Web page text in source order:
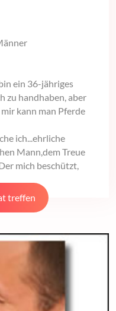
ein 36-jähriges
zu handhaben, aber
kann man Pferde
ich...ehrliche
Mann,dem Treue
mich beschützt,
treffen